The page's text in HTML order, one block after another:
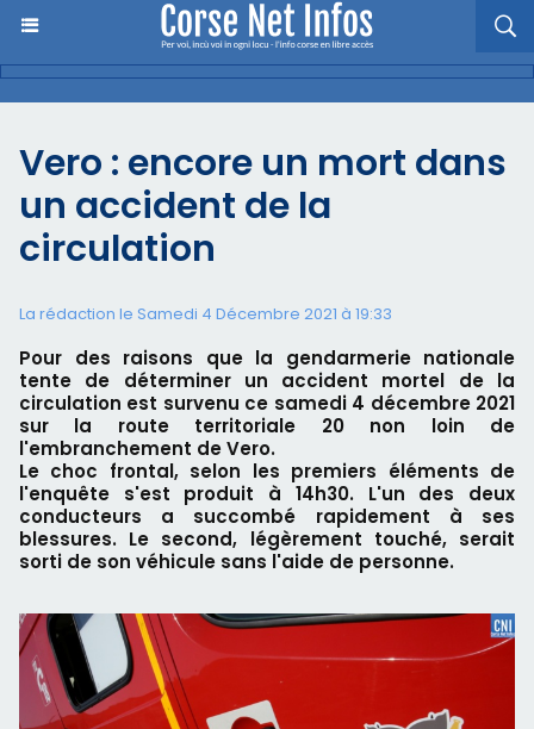
Vero : encore un mort dans
un accident de la
circulation
La rédaction le Samedi 4 Décembre 2021 à 19:33
Pour des raisons que la gendarmerie nationale
tente de déterminer un accident mortel de la
circulation est survenu ce samedi 4 décembre 2021
sur la route territoriale 20 non loin de
l'embranchement de Vero.
Le choc frontal, selon les premiers éléments de
l'enquête s'est produit à 14h30. L'un des deux
conducteurs a succombé rapidement à ses
blessures. Le second, légèrement touché, serait
sorti de son véhicule sans l'aide de personne.